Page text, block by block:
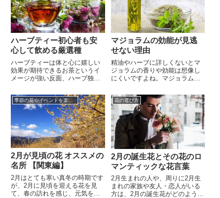
ハーブティー初心者も安
心して飲める厳選種
ハーブティーは体と心に嬉しい
効果が期待できるお茶というイ
メージが強い反面、ハーブ独特
好みでない場合があったり、副
作用やアレルギーに注意しなく
てはいけない種類もあるため、
ハーブティー初心者には少し試
しにくい特殊なお茶というイメ
ージもありますよね。例えばコ
ンビニでよく市販されているカ
モミールティ...
マジョラムの効能が見逃
せない理由
精油やハーブに詳しくないとマ
ジョラムの香りや効能は想像し
にくいですよね。マジョラムの
さを持つ男性的な香りと言えま
すが、優しい甘さがあるので女
性でも親しみやすく、リラック
スタイムのアロマにも向いてい
ます。実はマジョラムはトマト
やチーズを使った料理やスー
プ、ソーセージ作りに良く利用
されるハーブで...
季節の花やイベントを楽しむコツ
2月が見頃の花 オススメの
名所 【関東編】
2月はとても寒い真冬の時期です
が、2月に見頃を迎える花を見
て、春の訪れを感じ、元気を貰
花の選び方
2月の誕生花とその花のロ
マンティックな花言葉
2月生まれの人や、周りに2月生
まれの家族や友人・恋人がいる
方は、2月の誕生花がどのような